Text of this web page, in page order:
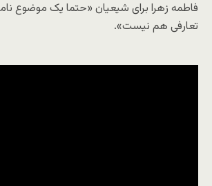
فاطمه زهرا برای شیعیان «حتما یک موضوع
تعارفی هم نیست».